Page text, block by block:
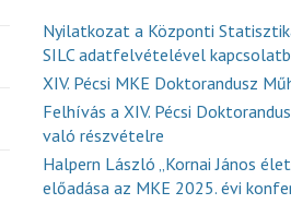
Nyilatkozat a Központi
SILC adatfelvételével
XIV. Pécsi MKE Doktorandusz
Felhívás a XIV. Pécsi
való részvételre
Halpern László „Kornai János
előadása az MKE 2025. évi